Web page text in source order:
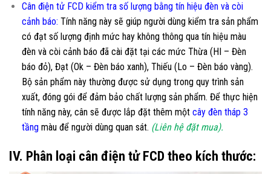
Cân điện tử FCD kiểm tra số lượng bằng tín hiệu đèn và còi
cảnh báo: Tính năng này sẽ giúp người dùng kiểm tra sản phẩm
có đạt số lượng định mức hay không thông qua tín hiệu màu
đèn và còi cảnh báo đã cài đặt tại các mức Thừa (HI – Đèn
báo đỏ), Đạt (Ok – Đèn báo xanh), Thiếu (Lo – Đèn báo vàng).
Bộ sản phẩm này thường được sử dụng trong quy trình sản
xuất, đóng gói để đảm bảo chất lượng sản phẩm. Để thực hiện
tính năng này, cân sẽ được lắp đặt thêm một cây đèn tháp 3
tầngmàu để người dùng quan sát. (Liên hệ đặt mua).
IV. Phân loại cân điện tử FCD theo kích thước: